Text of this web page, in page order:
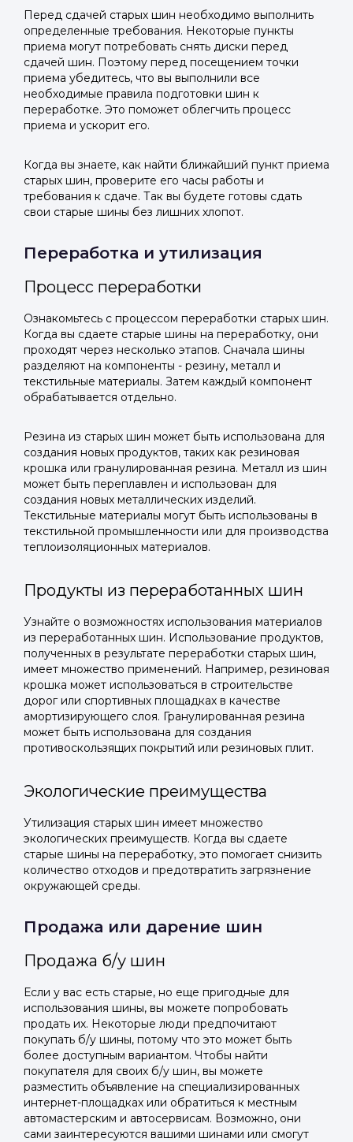
Перед сдачей старых шин необходимо выполнить
определенные требования. Некоторые пункты
приема могут потребовать снять диски перед
сдачей шин. Поэтому перед посещением точки
приема убедитесь, что вы выполнили все
необходимые правила подготовки шин к
переработке. Это поможет облегчить процесс
приема и ускорит его.
Когда вы знаете, как найти ближайший пункт приема
старых шин, проверите его часы работы и
требования к сдаче. Так вы будете готовы сдать
свои старые шины без лишних хлопот.
Переработка и утилизация
Процесс переработки
Ознакомьтесь с процессом переработки старых шин.
Когда вы сдаете старые шины на переработку, они
проходят через несколько этапов. Сначала шины
разделяют на компоненты - резину, металл и
текстильные материалы. Затем каждый компонент
обрабатывается отдельно.
Резина из старых шин может быть использована для
создания новых продуктов, таких как резиновая
крошка или гранулированная резина. Металл из шин
может быть переплавлен и использован для
создания новых металлических изделий.
Текстильные материалы могут быть использованы в
текстильной промышленности или для производства
теплоизоляционных материалов.
Продукты из переработанных шин
Узнайте о возможностях использования материалов
из переработанных шин. Использование продуктов,
полученных в результате переработки старых шин,
имеет множество применений. Например, резиновая
крошка может использоваться в строительстве
дорог или спортивных площадках в качестве
амортизирующего слоя. Гранулированная резина
может быть использована для создания
противоскользящих покрытий или резиновых плит.
Экологические преимущества
Утилизация старых шин имеет множество
экологических преимуществ. Когда вы сдаете
старые шины на переработку, это помогает снизить
количество отходов и предотвратить загрязнение
окружающей среды.
Продажа или дарение шин
Продажа б/у шин
Если у вас есть старые, но еще пригодные для
использования шины, вы можете попробовать
продать их. Некоторые люди предпочитают
покупать б/у шины, потому что это может быть
более доступным вариантом. Чтобы найти
покупателя для своих б/у шин, вы можете
разместить объявление на специализированных
интернет-площадках или обратиться к местным
автомастерским и автосервисам. Возможно, они
сами заинтересуются вашими шинами или смогут